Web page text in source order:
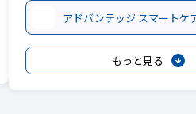
アドバンテッジ スマートケ
もっと見る